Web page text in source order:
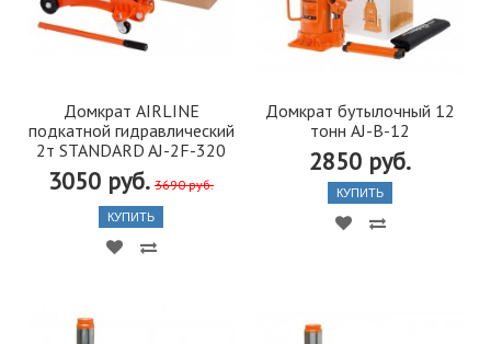
Домкрат AIRLINE
подкатной гидравлический
2т STANDARD AJ-2F-320
3050 руб. 3690 руб.
КУПИТЬ
Домкрат бутылочный 12
тонн AJ-B-12
2850 руб.
КУПИТЬ